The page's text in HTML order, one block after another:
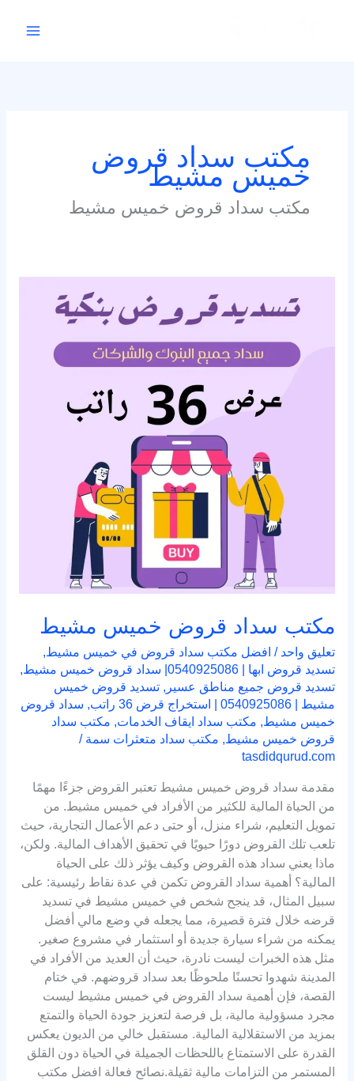
مكتب سداد قروض
خميس مشيط
مكتب سداد قروض خميس مشيط
مكتب سداد قروض خميس مشيط
تعليق واحد / افضل مكتب سداد قروض في خميس مشيط,
تسديد قروض ابها | 0540925086| سداد قروض خميس مشيط
,
تسديد قروض جميع مناطق عسير , تسديد قروض خميس
مشيط | 0540925086 | استخراج قرض 36 راتب
, سداد قروض
خميس مشيط, مكتب سداد ايقاف الخدمات, مكتب سداد
قروض خميس مشيط, مكتب سداد متعثرات سمة /
tasdidqurud.com
مقدمة سداد قروض خميس مشيط تعتبر القروض جزءًا مهمًا
من الحياة المالية للكثير من الأفراد في خميس مشيط. من
تمويل التعليم، شراء منزل، أو حتى دعم الأعمال التجارية، حيث
تلعب تلك القروض دورًا حيويًا في تحقيق الأهداف المالية. ولكن،
ماذا يعني سداد هذه القروض وكيف يؤثر ذلك على الحياة
المالية؟ أهمية سداد القروض تكمن في عدة نقاط رئيسية: على
سبيل المثال، قد ينجح شخص في خميس مشيط في تسديد
قرضه خلال فترة قصيرة، مما يجعله في وضع مالي أفضل
يمكنه من شراء سيارة جديدة أو استثمار في مشروع صغير.
مثل هذه الخبرات ليست نادرة، حيث أن العديد من الأفراد في
المدينة شهدوا تحسنًا ملحوظًا بعد سداد قروضهم. في ختام
القصة، فإن أهمية سداد القروض في خميس مشيط ليست
مجرد مسؤولية مالية، بل فرصة لتعزيز جودة الحياة والتمتع
بمزيد من الاستقلالية المالية. مستقبل خالي من الديون يعكس
القدرة على الاستمتاع باللحظات الجميلة في الحياة دون القلق
المستمر من التزامات مالية ثقيلة.نصائح فعالة افضل مكتب